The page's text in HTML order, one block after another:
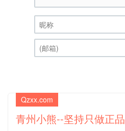
昵称 (必填)
Qzxx.com
青州小熊--坚持只做正品